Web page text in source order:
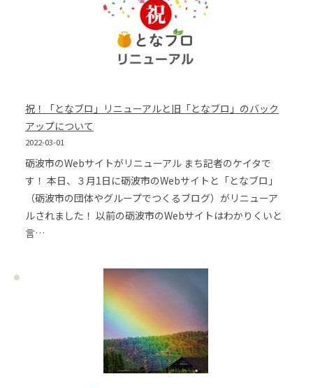
祝！「となブロ」リニューアルと旧「となブロ」のバック
アップについて
2022-03-01
砺波市のWebサイトがリニューアル まち記者のケイタで
す！ 本日、３月1日に砺波市のWebサイトと「となブロ」
（砺波市の団体やグループでつくるブログ）がリニューア
ルされました！ 以前の砺波市のWebサイトはわかりくいと
言…